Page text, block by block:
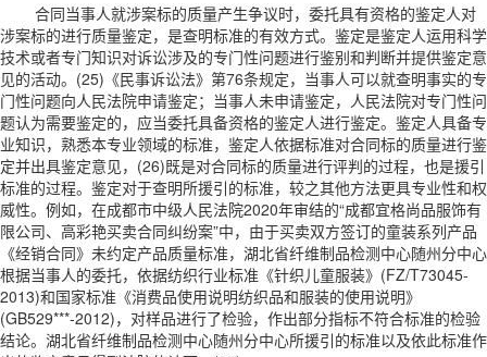
合同当事人就涉案标的质量产生争议时，委托具有资格的鉴定人对
涉案标的进行质量鉴定，是查明标准的有效方式。鉴定是鉴定人运用科学
技术或者专门知识对诉讼涉及的专门性问题进行鉴别和判断并提供鉴定意
见的活动。(25)《民事诉讼法》第76条规定，当事人可以就查明事实的专
门性问题向人民法院申请鉴定；当事人未申请鉴定，人民法院对专门性问
题认为需要鉴定的，应当委托具备资格的鉴定人进行鉴定。鉴定人具备专
业知识，熟悉本专业领域的标准，鉴定人依据标准对合同标的质量进行鉴
定并出具鉴定意见，(26)既是对合同标的质量进行评判的过程，也是援引
标准的过程。鉴定对于查明所援引的标准，较之其他方法更具专业性和权
威性。例如，在成都市中级人民法院2020年审结的“成都宜格尚品服饰有
限公司、高彩艳买卖合同纠纷案”中，由于买卖双方签订的童装系列产品
《经销合同》未约定产品质量标准，湖北省纤维制品检测中心随州分中心
根据当事人的委托，依据纺织行业标准《针织儿童服装》(FZ/T73045-
2013)和国家标准《消费品使用说明纺织品和服装的使用说明》
(GB529***-2012)，对样品进行了检验，作出部分指标不符合标准的检验
结论。湖北省纤维制品检测中心随州分中心所援引的标准以及依此标准作